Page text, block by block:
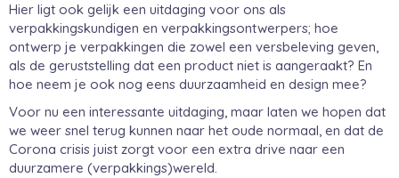
Hier ligt ook gelijk een uitdaging voor ons als
verpakkingskundigen en verpakkingsontwerpers; hoe
ontwerp je verpakkingen die zowel een versbeleving geven,
als de geruststelling dat een product niet is aangeraakt? En
hoe neem je ook nog eens duurzaamheid en design mee?
Voor nu een interessante uitdaging, maar laten we hopen dat
we weer snel terug kunnen naar het oude normaal, en dat de
Corona crisis juist zorgt voor een extra drive naar een
duurzamere (verpakkings)wereld.